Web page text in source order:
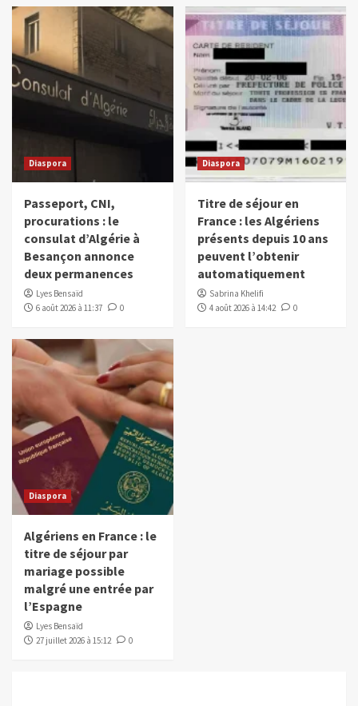
Diaspora
Passeport, CNI,
procurations : le
consulat d’Algérie à
Besançon annonce
deux permanences
Lyes Bensaïd
6 août 2026 à 11:37
0
Diaspora
Titre de séjour en
France : les Algériens
présents depuis 10 ans
peuvent l’obtenir
automatiquement
Sabrina Khelifi
4 août 2026 à 14:42
0
Diaspora
Algériens en France : le
titre de séjour par
mariage possible
malgré une entrée par
l’Espagne
Lyes Bensaïd
27 juillet 2026 à 15:12
0